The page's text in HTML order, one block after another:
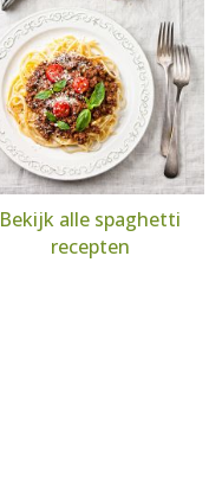
Bekijk alle spaghetti
recepten